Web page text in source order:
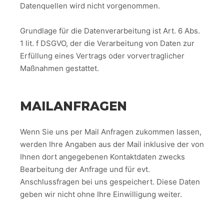
Datenquellen wird nicht vorgenommen.
Grundlage für die Datenverarbeitung ist Art. 6 Abs.
1 lit. f DSGVO, der die Verarbeitung von Daten zur
Erfüllung eines Vertrags oder vorvertraglicher
Maßnahmen gestattet.
MAILANFRAGEN
Wenn Sie uns per Mail Anfragen zukommen lassen,
werden Ihre Angaben aus der Mail inklusive der von
Ihnen dort angegebenen Kontaktdaten zwecks
Bearbeitung der Anfrage und für evt.
Anschlussfragen bei uns gespeichert. Diese Daten
geben wir nicht ohne Ihre Einwilligung weiter.